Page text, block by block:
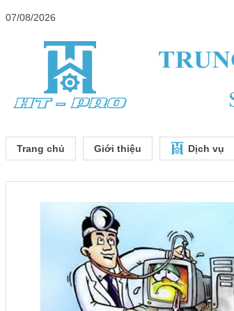
07/08/2026
Trang chủ Giới thiệu Dịch vụ